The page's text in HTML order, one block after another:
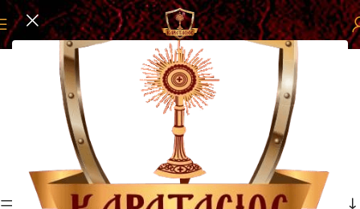
Αρχική σελίδα
ΕΙΔΗ ΜΝΗΜΕΙΩΝ
ΣΤΑΥΡΟΙ ΜΝΗΜΕΙΟΥ ΟΡΕΙΧΑΛΚΟΣ
ΣΤΑΥΡΟΙ ΜΝΗΜΕΙΟΥ
ΟΡΕΙΧΑΛΚΟΣ
Φίλτρα